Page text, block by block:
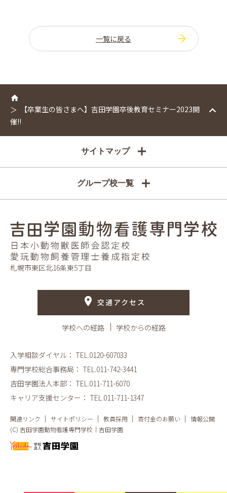
一覧に戻る
【卒業生の皆さまへ】吉田学園卒後教育セミナー2023開
催!!
サイトマップ
グループ校一覧
札幌市東区北16条東5丁目
交通アクセス
学校への経路 学校からの経路
入学相談ダイヤル： TEL.0120-607033
専門学校総合事務局： TEL.011-742-3441
吉田学園法人本部： TEL.011-711-6070
キャリア支援センター： TEL.011-711-1347
関連リンク サイトポリシー 教員採用 寄付金のお願い
情報公開
(C) 吉田学園動物看護専門学校｜吉田学園